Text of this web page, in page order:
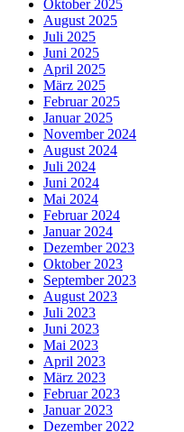
Oktober 2025
August 2025
Juli 2025
Juni 2025
April 2025
März 2025
Februar 2025
Januar 2025
November 2024
August 2024
Juli 2024
Juni 2024
Mai 2024
Februar 2024
Januar 2024
Dezember 2023
Oktober 2023
September 2023
August 2023
Juli 2023
Juni 2023
Mai 2023
April 2023
März 2023
Februar 2023
Januar 2023
Dezember 2022